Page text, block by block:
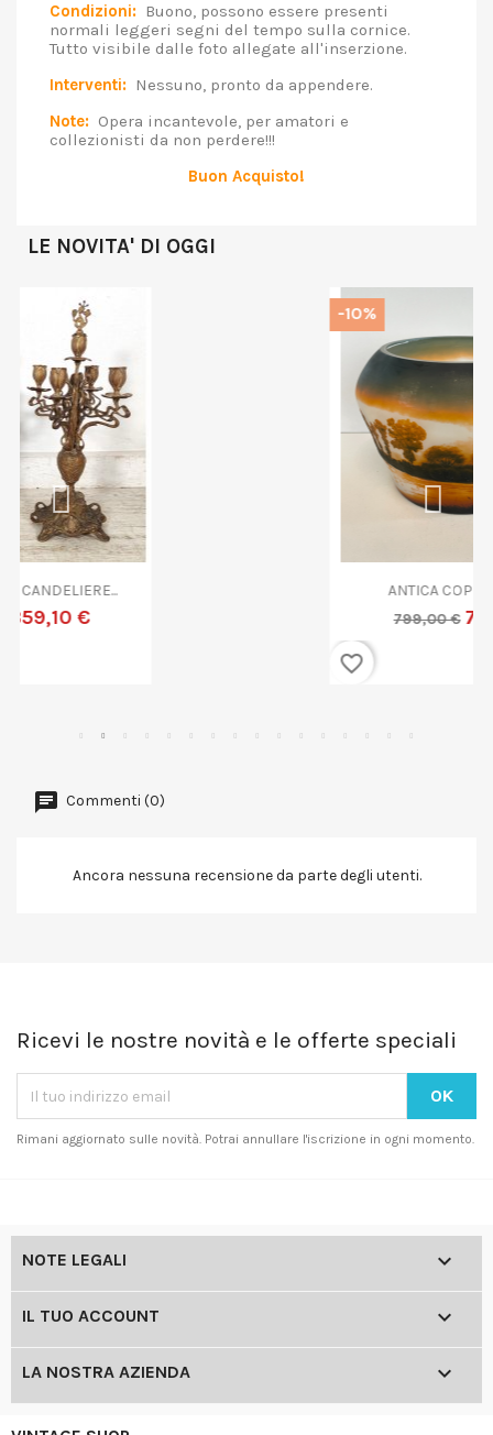
Condizioni: Buono, possono essere presenti
normali leggeri segni del tempo sulla cornice.
Tutto visibile dalle foto allegate all'inserzione.
Interventi: Nessuno, pronto da appendere.
Note: Opera incantevole, per amatori e
collezionisti da non perdere!!!
Buon Acquisto!
LE NOVITA' DI OGGI
Commenti (0)
Ancora nessuna recensione da parte degli utenti.
Ricevi le nostre novità e le offerte speciali
Rimani aggiornato sulle novità. Potrai annullare l'iscrizione in ogni momento.
NOTE LEGALI 
IL TUO ACCOUNT 
LA NOSTRA AZIENDA 